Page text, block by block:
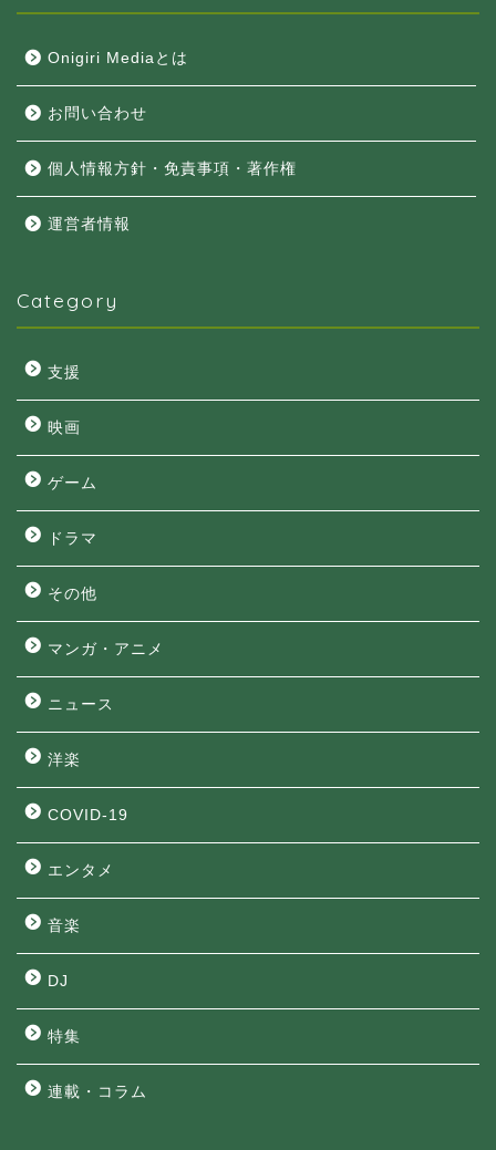
Onigiri Mediaとは
お問い合わせ
個人情報方針・免責事項・著作権
運営者情報
Category
支援
映画
ゲーム
ドラマ
その他
マンガ・アニメ
ニュース
洋楽
COVID-19
エンタメ
音楽
DJ
特集
連載・コラム